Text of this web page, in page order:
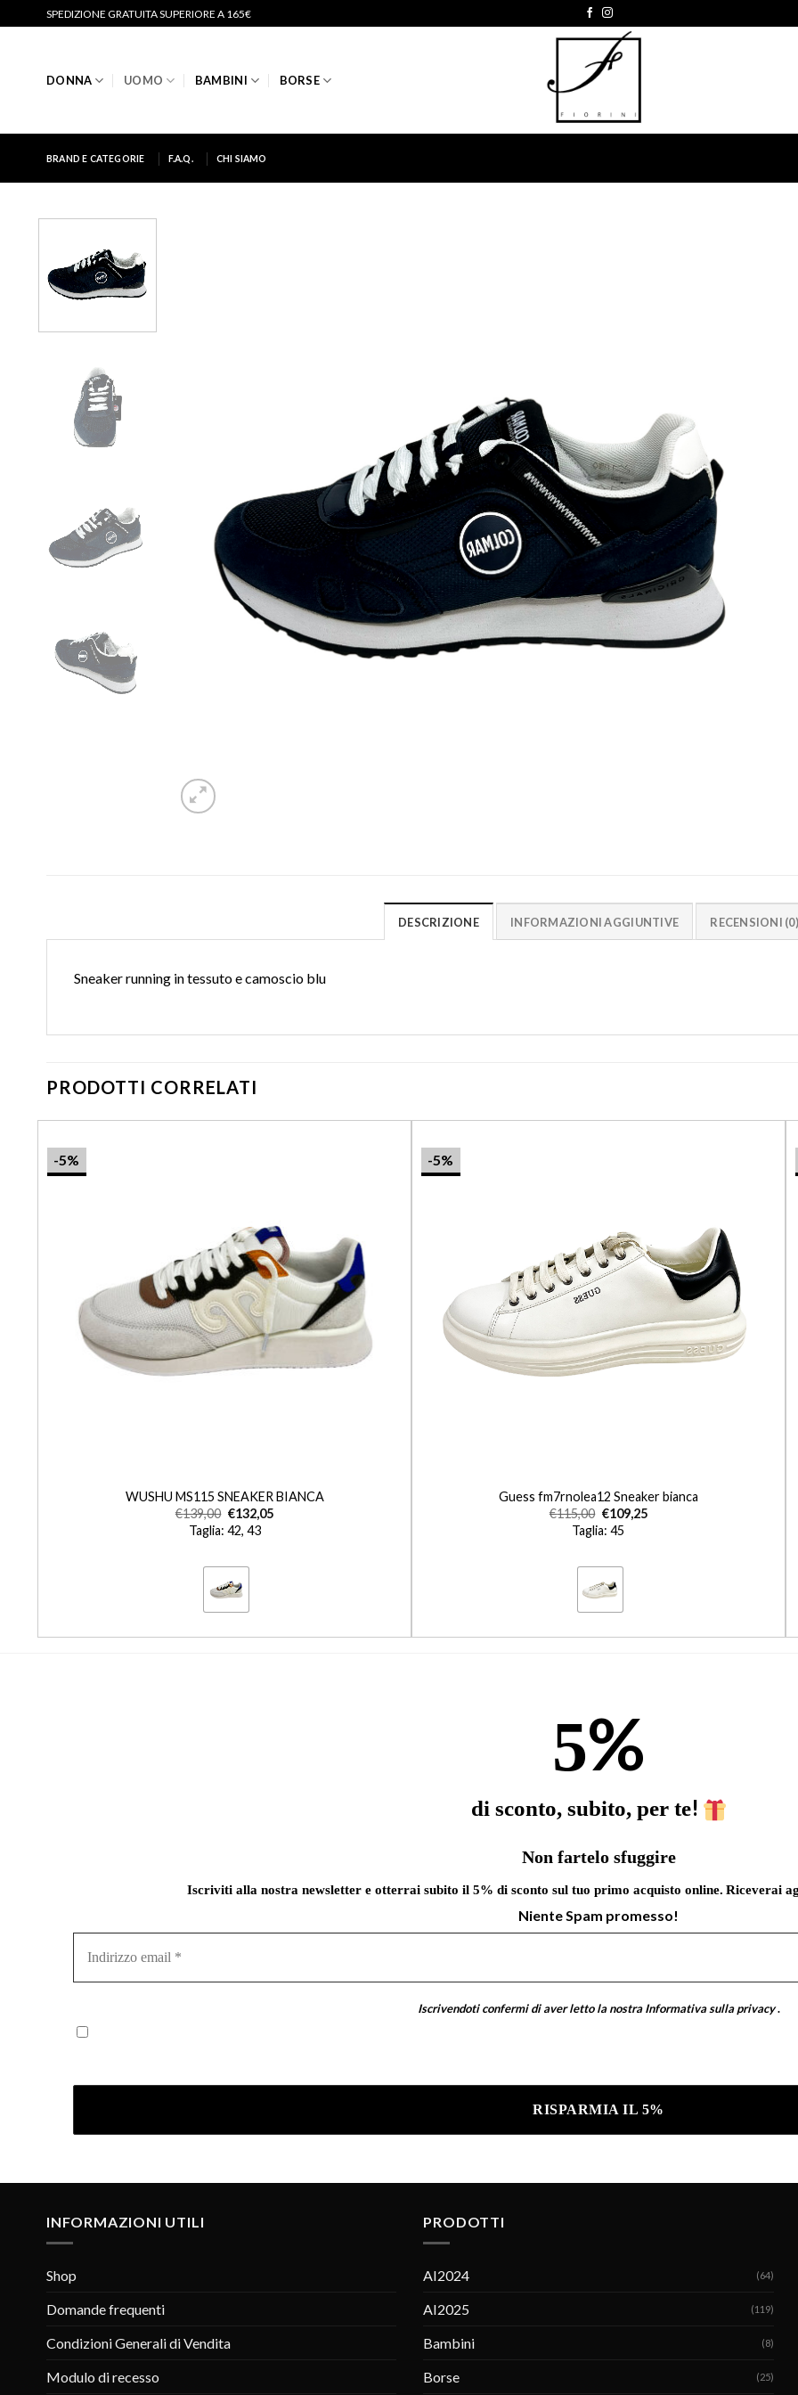
SPEDIZIONE GRATUITA SUPERIORE A 165€
DONNA UOMO BAMBINI BORSE
BRAND E CATEGORIE F.A.Q. CHI SIAMO
DESCRIZIONE INFORMAZIONI AGGIUNTIVE RECENSIONI (0)
Sneaker running in tessuto e camoscio blu
PRODOTTI CORRELATI
-5%
WUSHU MS115 SNEAKER BIANCA
€139,00 €132,05
Taglia: 42, 43
-5%
Guess fm7rnolea12 Sneaker bianca
€115,00 €109,25
Taglia: 45
5%
di sconto, subito, per te!
Non fartelo sfuggire
Iscriviti alla nostra newsletter e otterrai subito il 5% di sconto sul tuo primo acquisto online. Riceverai
Niente Spam promesso!
email
Iscrivendoti confermi di aver letto la nostraInformativa sulla privacy .
INFORMAZIONI UTILI
Shop
Domande frequenti
Condizioni Generali di Vendita
Modulo di recesso
PRODOTTI
AI2024 (64)
AI2025 (119)
Bambini (8)
Borse (25)